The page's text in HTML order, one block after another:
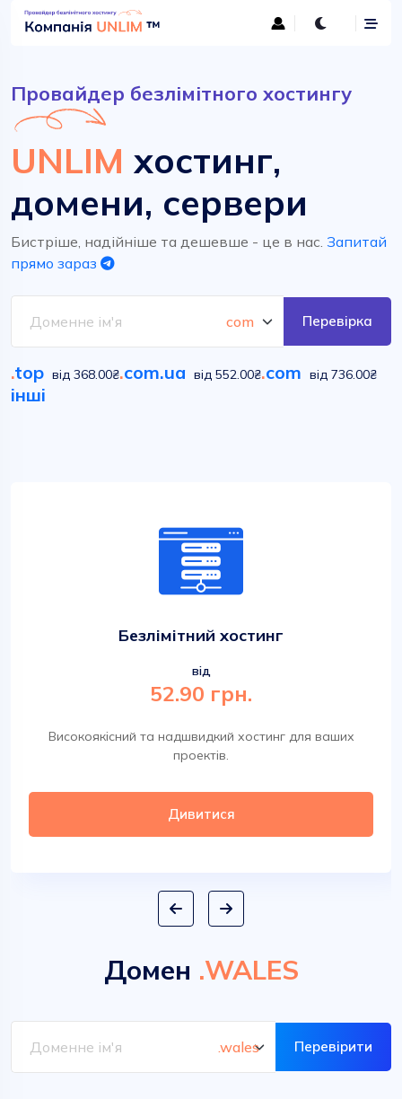
Провайдер безлімітного хостингу
UNLIM хостинг,
домени, сервери
Бистріше, надійніше та дешевше - це в нас. Запитай
прямо зараз
Перевірка
.top від 368.00₴.com.ua від 552.00₴.com від 736.00₴
інші
Безлімітний хостинг
від
52.90 грн.
Високоякісний та надшвидкий хостинг для ваших
проектів.
Дивитися
Домен .WALES
Перевірити